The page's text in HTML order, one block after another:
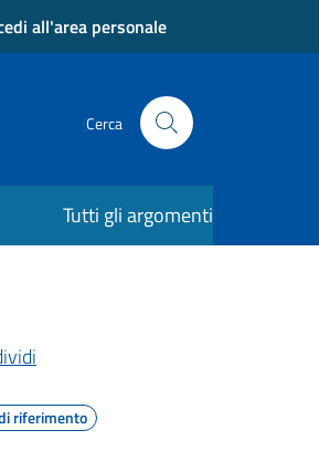
all'area personale
Cerca
Tutti gli argomenti
riferimento